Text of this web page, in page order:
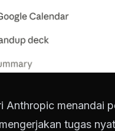
menandai
tugas